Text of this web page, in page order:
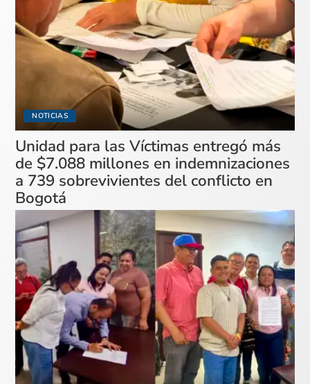
NOTICIAS
Unidad para las Víctimas entregó más
de $7.088 millones en indemnizaciones
a 739 sobrevivientes del conflicto en
Bogotá